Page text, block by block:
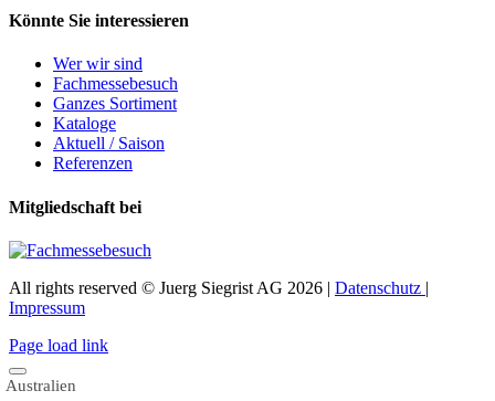
Könnte Sie interessieren
Wer wir sind
Fachmessebesuch
Ganzes Sortiment
Kataloge
Aktuell / Saison
Referenzen
Mitgliedschaft bei
All rights reserved © Juerg Siegrist AG 2026 | Datenschutz |
Impressum
Page load link
Australien